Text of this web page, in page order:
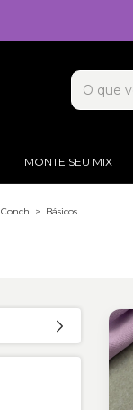
MONTE SEU MIX
Conch > Básicos